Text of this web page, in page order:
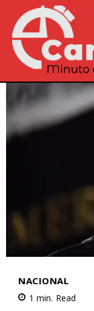
NACIONAL
1 min. Read